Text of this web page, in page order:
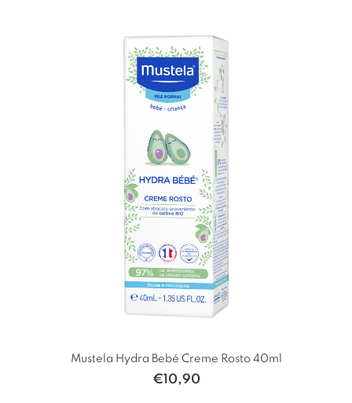
Mustela Hydra Bebé Creme Rosto 40ml
€10,90